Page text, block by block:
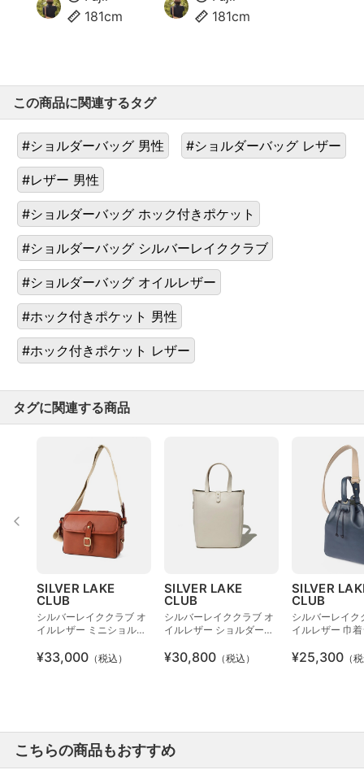
181cm
181cm
この商品に関連するタグ
#ショルダーバッグ 男性 #ショルダーバッグ レザー
#レザー 男性
#ショルダーバッグ ホック付きポケット
#ショルダーバッグ シルバーレイククラブ
#ショルダーバッグ オイルレザー
#ホック付きポケット 男性
#ホック付きポケット レザー
タグに関連する商品
SILVER LAKE
CLUB
シルバーレイククラブ オ
イルレザー ミニショルダ
¥33,000 （税込）
SILVER LAKE
CLUB
シルバーレイククラブ オ
イルレザー ショルダー兼
¥30,800 （税込）
SILVER
CLUB
シルバーレイク
イルレザー 巾
¥25,300 （
こちらの商品もおすすめ